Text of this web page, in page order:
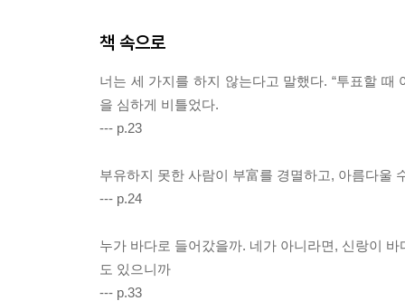
책 속으로
너는 세 가지를 하지 않는다고 말했다. “투표할 때
을 심하게 비틀었다.
--- p.23
부유하지 못한 사람이 부富를 경멸하고, 아름다울
--- p.24
누가 바다로 들어갔을까. 네가 아니라면, 신랑이
도 있으니까
--- p.33